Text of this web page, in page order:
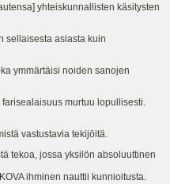
yhteiskunnallisten käsitysten
asiasta kuin
ymmärtäisi noiden sanojen
murtuu lopullisesti.
vastustavia tekijöitä.
tekoa, jossa yksilön absoluuttinen
ihminen nauttii kunnioitusta.